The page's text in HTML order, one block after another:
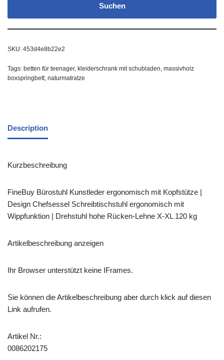
Suchen
SKU: 453d4e8b22e2
Tags: betten für teenager, kleiderschrank mit schubladen, massivholz
boxspringbett, naturmatratze
Description
Kurzbeschreibung
FineBuy Bürostuhl Kunstleder ergonomisch mit Kopfstütze |
Design Chefsessel Schreibtischstuhl ergonomisch mit
Wippfunktion | Drehstuhl hohe Rücken-Lehne X-XL 120 kg
Artikelbeschreibung anzeigen
Ihr Browser unterstützt keine IFrames.
Sie können die Artikelbeschreibung aber durch klick auf diesen
Link aufrufen.
Artikel Nr.:
0086202175